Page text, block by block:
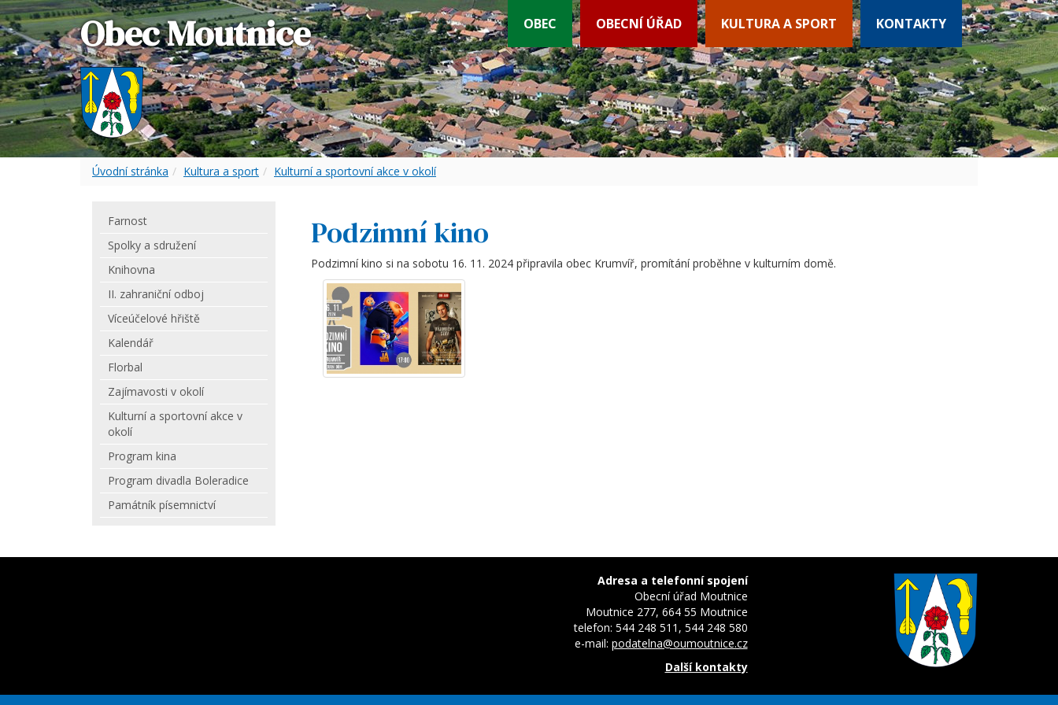
OBEC OBECNÍ ÚŘAD KULTURA A SPORT KONTAKTY
Obec Moutnice
Úvodní stránka Kultura a sport Kulturní a sportovní akce v okolí
Farnost
Spolky a sdružení
Knihovna
II. zahraniční odboj
Víceúčelové hřiště
Kalendář
Florbal
Zajímavosti v okolí
Kulturní a sportovní akce v
okolí
Program kina
Program divadla Boleradice
Památník písemnictví
Podzimní kino
Podzimní kino si na sobotu 16. 11. 2024 připravila obec Krumvíř, promítání proběhne v kulturním domě.
Adresa a telefonní spojení
Obecní úřad Moutnice
Moutnice 277, 664 55 Moutnice
telefon: 544 248 511, 544 248 580
e-mail: podatelna@oumoutnice.cz
Další kontakty